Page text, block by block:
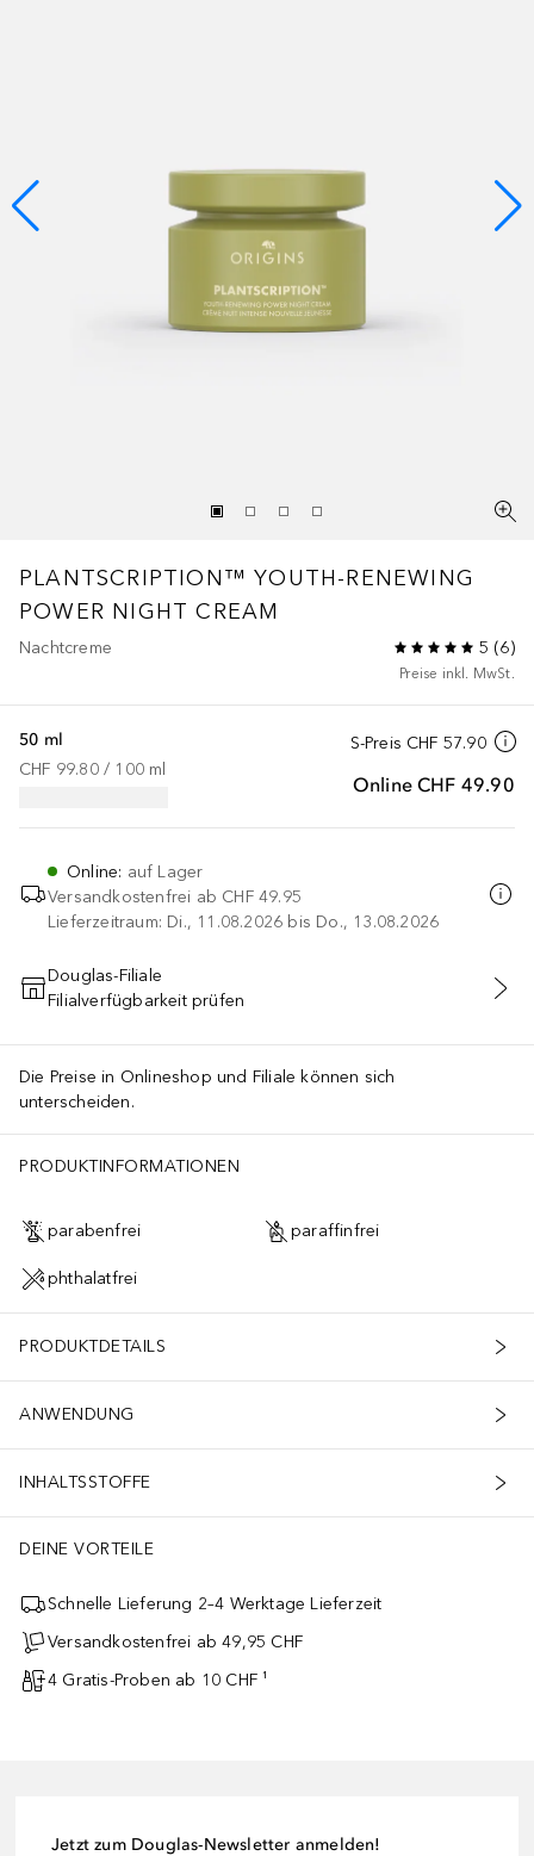
PLANTSCRIPTION™ YOUTH-RENEWING
POWER NIGHT CREAM
Nachtcreme 5 (6)
Preise inkl. MwSt.
S-Preis CHF 57.90
Online CHF 49.90
50 ml
CHF 99.80 / 100 ml
Online: auf Lager
Versandkostenfrei ab CHF 49.95
Lieferzeitraum: Di., 11.08.2026 bis Do., 13.08.2026
IN DEN WARENKORB
Douglas-Filiale
Filialverfügbarkeit prüfen
Die Preise in Onlineshop und Filiale können sich
unterscheiden.
PRODUKTINFORMATIONEN
parabenfrei paraffinfrei
phthalatfrei
PRODUKTDETAILS
ANWENDUNG
INHALTSSTOFFE
DEINE VORTEILE
Schnelle Lieferung 2–4 Werktage Lieferzeit
Versandkostenfrei ab 49,95 CHF
4 Gratis-Proben ab 10 CHF ¹
Jetzt zum Douglas-Newsletter anmelden!